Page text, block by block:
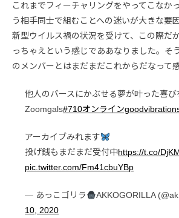
これまでフィーチャリングをやってこなか
う相手同士で組むことへの迷いが大きな要
新型ウイルス禍の状況を受けて、この際だ
っちゃえという感じでああなりました。そ
のメンバーとはまだまだこれからだなって
他人のバースにかぶせる夢が叶った喜び
Zoomgals#710オンライン
アーカイブみれます
投げ銭もまだまだ受付中https://t.co/
pic.twitter.com/Fm41cbuYBp
— あっこゴリラ AKKOGORILLA
10, 2020